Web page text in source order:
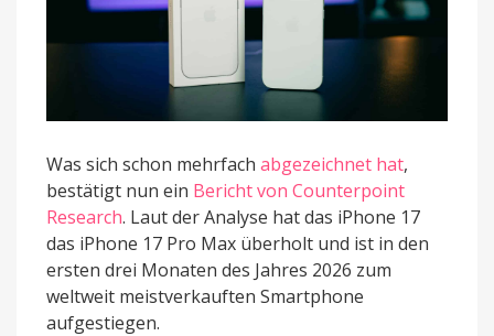
Was sich schon mehrfach abgezeichnet hat,
bestätigt nun ein Bericht von Counterpoint
Research. Laut der Analyse hat das iPhone 17
das iPhone 17 Pro Max überholt und ist in den
ersten drei Monaten des Jahres 2026 zum
weltweit meistverkauften Smartphone
aufgestiegen.